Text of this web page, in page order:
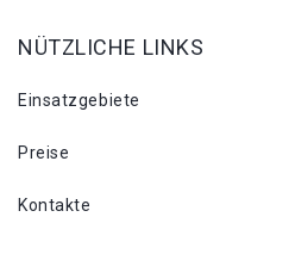
NÜTZLICHE LINKS
Einsatzgebiete
Preise
Kontakte